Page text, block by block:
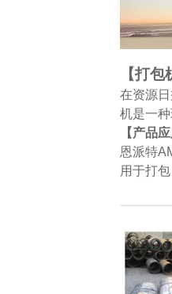
【打
在资源
机是一
【产品
恩派特
用于打